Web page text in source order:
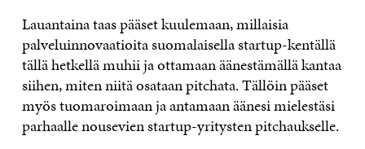
Lauantaina taas pääset kuulemaan, millaisia
palveluinnovaatioita suomalaisella startup-kentällä
tällä hetkellä muhii ja ottamaan äänestämällä kantaa
siihen, miten niitä osataan pitchata. Tällöin pääset
myös tuomaroimaan ja antamaan äänesi mielestäsi
parhaalle nousevien startup-yritysten pitchaukselle.